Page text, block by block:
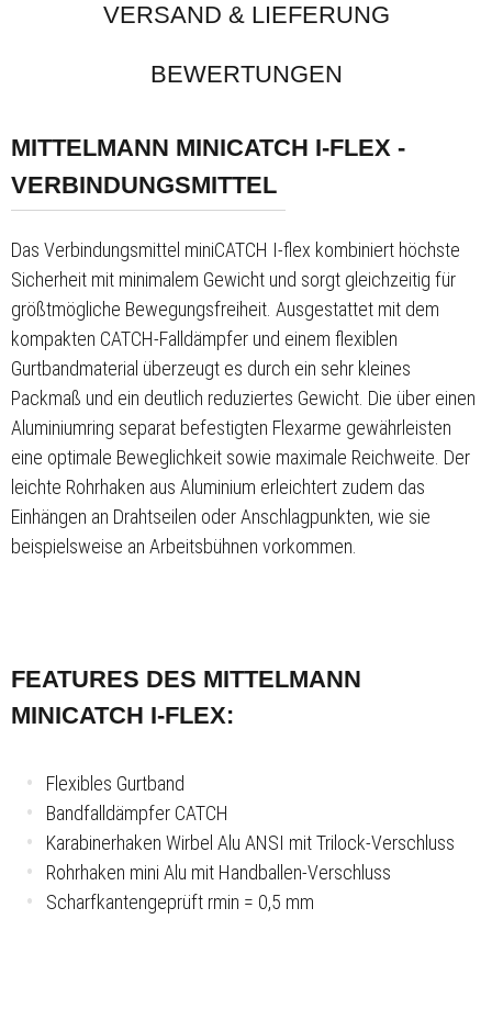
VERSAND & LIEFERUNG
BEWERTUNGEN
MITTELMANN MINICATCH I-FLEX -
VERBINDUNGSMITTEL
Das Verbindungsmittel miniCATCH I-flex kombiniert höchste
Sicherheit mit minimalem Gewicht und sorgt gleichzeitig für
größtmögliche Bewegungsfreiheit. Ausgestattet mit dem
kompakten CATCH-Falldämpfer und einem flexiblen
Gurtbandmaterial überzeugt es durch ein sehr kleines
Packmaß und ein deutlich reduziertes Gewicht. Die über einen
Aluminiumring separat befestigten Flexarme gewährleisten
eine optimale Beweglichkeit sowie maximale Reichweite. Der
leichte Rohrhaken aus Aluminium erleichtert zudem das
Einhängen an Drahtseilen oder Anschlagpunkten, wie sie
beispielsweise an Arbeitsbühnen vorkommen.
FEATURES DES MITTELMANN
MINICATCH I-FLEX:
Flexibles Gurtband
Bandfalldämpfer CATCH
Karabinerhaken Wirbel Alu ANSI mit Trilock-Verschluss
Rohrhaken mini Alu mit Handballen-Verschluss
Scharfkantengeprüft rmin = 0,5 mm